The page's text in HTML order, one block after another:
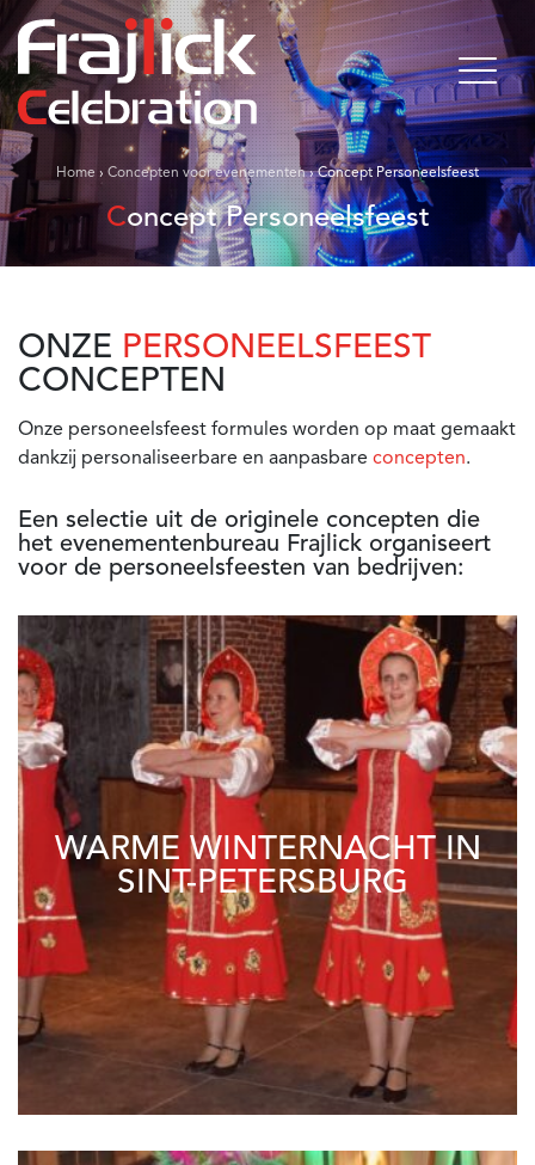
Home › Concepten voor evenementen›Concept Personeelsfeest
Concept Personeelsfeest
ONZE PERSONEELSFEEST
CONCEPTEN
Onze personeelsfeest formules worden op maat gemaakt
dankzij personaliseerbare en aanpasbare concepten.
Een selectie uit de originele concepten die
het evenementenbureau Frajlick organiseert
voor de personeelsfeesten van bedrijven:
WARME WINTERNACHT IN
SINT-PETERSBURG